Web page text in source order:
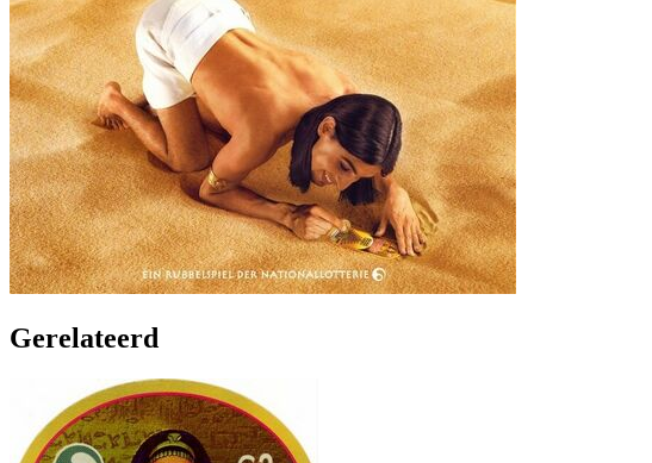
Gerelateerd